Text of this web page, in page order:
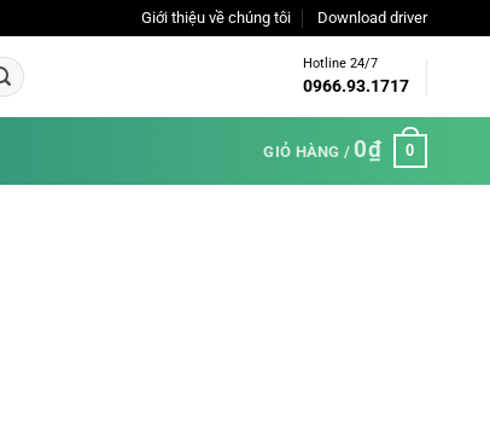
Giới thiệu về chúng tôi Download driver
Hotline 24/7
0966.93.1717
GIỎ HÀNG / 0₫ 0